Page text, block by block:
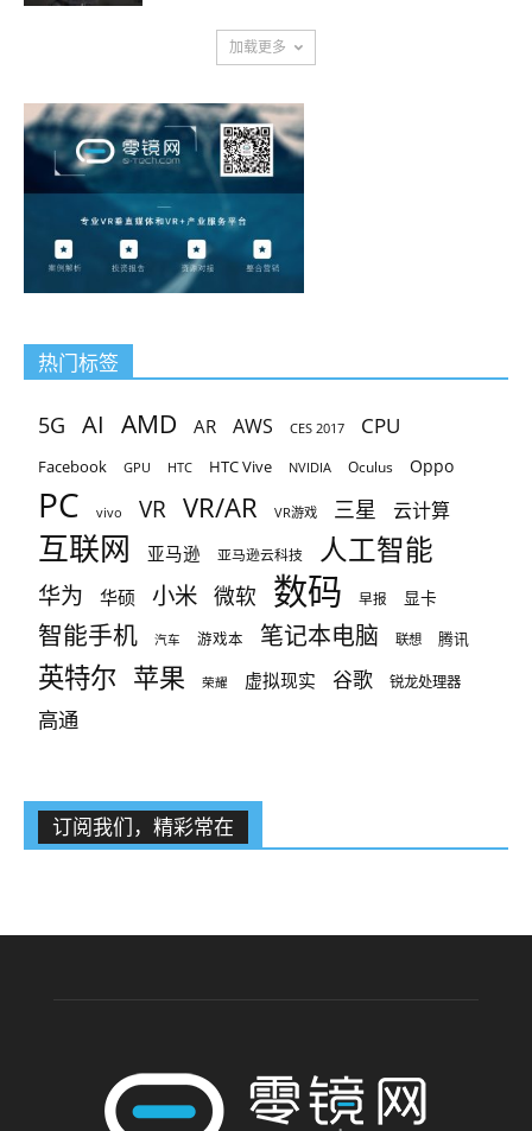
加载更多
热门标签
5G AI AMD AR AWS CES 2017 CPU
Facebook GPU HTC HTC Vive NVIDIA Oculus Oppo
PC vivo VR VR/AR VR游戏 三星 云计算
互联网 亚马逊 亚马逊云科技 人工智能
华为 华硕 小米 微软 数码 早报 显卡
智能手机 汽车 游戏本 笔记本电脑 联想 腾讯
英特尔 苹果 荣耀 虚拟现实 谷歌 锐龙处理器
高通
订阅我们，精彩常在